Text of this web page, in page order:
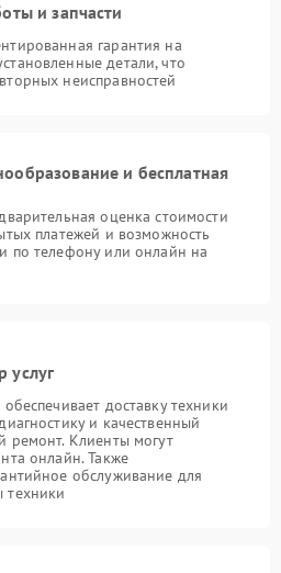
и запчасти
гарантия на
детали, что
неисправностей
и бесплатная
оценка стоимости
платежей и возможность
по телефону или онлайн на
услуг
доставку техники
и качественный
ремонт. Клиенты могут
онлайн. Также
обслуживание для
техники